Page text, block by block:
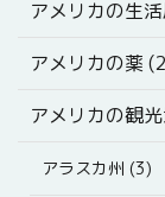
アメリカの生
アメリカの薬
アメリカの観
アラスカ州 (3)